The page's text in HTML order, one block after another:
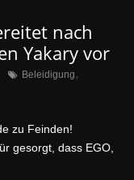
nach
Yakary vor
Beleidigung,
zu Feinden!
gesorgt, dass EGO,